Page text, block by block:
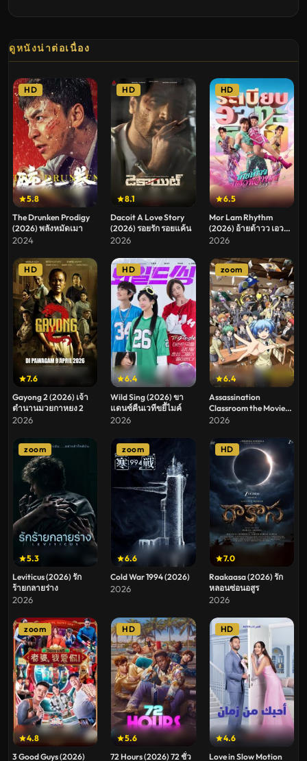
ดูหนังน่าต่อเนื่อง
5.8
HD
The Drunken Prodigy
(2026) พลังหมัดเมา
2024
8.1
HD
Dacoit A Love Story
(2026) รอยรัก รอยแค้น
2026
6.5
HD
Mor Lam Rhythm
(2026) อ้ายต้าวว เอว
หวาน ระเบียบวาทะศิลป์
2026
7.6
HD
Gayong 2 (2026) เจ้า
ตำนานมวยกาหยง 2
2026
6.4
HD
Wild Sing (2026) ขา
แดนซ์คืนเวทีขยี้ไมค์
2026
6.4
zoom
Assassination
Classroom the Movie
Our Time (2026)
เดอะ มูฟวี่ ห้วงเวลาของ
พวกเรา
2026
5.3
zoom
Leviticus (2026) รัก
ร้ายกลายร่าง
2026
6.6
zoom
Cold War 1994 (2026)
2026
7.0
HD
Raakaasa (2026) รัก
หลอนซ่อนอสูร
2026
4.8
zoom
3 Good Guys (2026)
5.6
HD
72 Hours (2026) 72 ชั่ว
4.6
HD
Love in Slow Motion